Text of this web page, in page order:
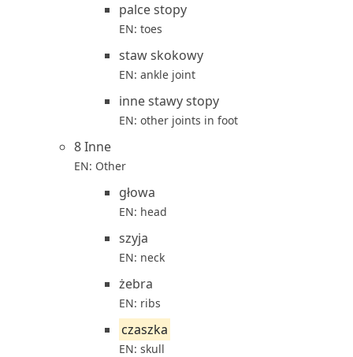
palce stopy
EN: toes
staw skokowy
EN: ankle joint
inne stawy stopy
EN: other joints in foot
8 Inne
EN: Other
głowa
EN: head
szyja
EN: neck
żebra
EN: ribs
czaszka
EN: skull